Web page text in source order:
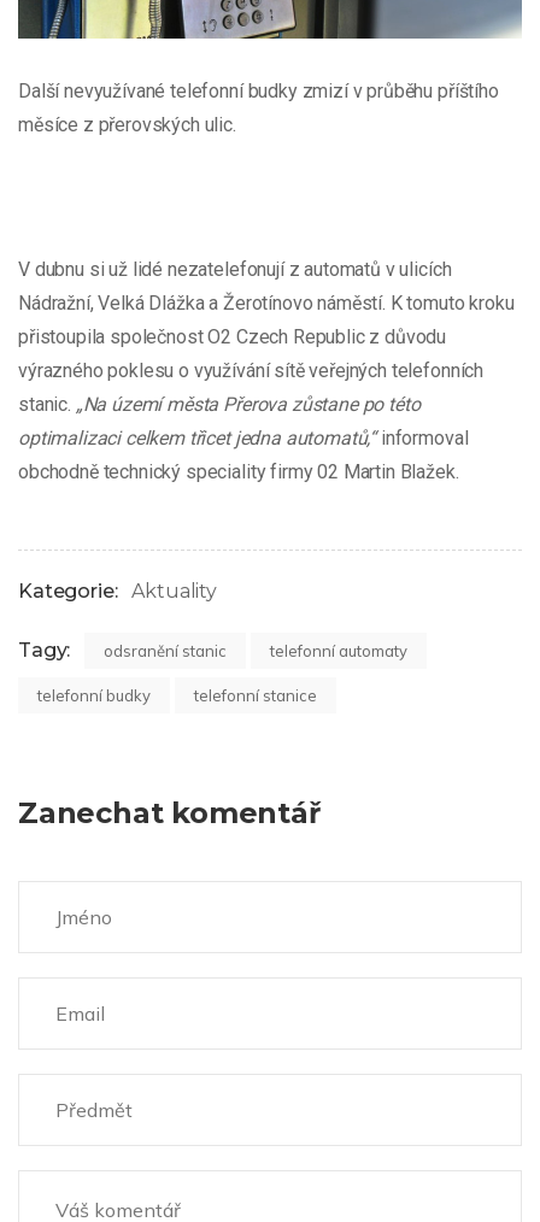
Další nevyužívané telefonní budky zmizí v průběhu příštího
měsíce z přerovských ulic.
V dubnu si už lidé nezatelefonují z automatů v ulicích
Nádražní, Velká Dlážka a Žerotínovo náměstí. K tomuto kroku
přistoupila společnost O2 Czech Republic z důvodu
výrazného poklesu o využívání sítě veřejných telefonních
stanic. „Na území města Přerova zůstane po této
optimalizaci celkem třicet jedna automatů,“informoval
obchodně technický speciality firmy 02 Martin Blažek.
Kategorie: Aktuality
Tagy: odsranění stanic telefonní automaty
telefonní budky telefonní stanice
Zanechat komentář